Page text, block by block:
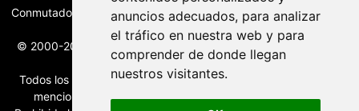
anuncios adecuados, para analizar
el tráfico en nuestra web y para
comprender de donde llegan
nuestros visitantes.
Conmutador CIUDAD DE MEXICO (+52) 555 740 4476, 555 740
© 2000-2026 BURO DE MERCADOTECNIA DEL CENTRO, S.A.
Todos los derechos reservados
Todos los nombres, marcas, logotipos, productos e imagenes
mencionados son propiedad de sus respectivos dueños